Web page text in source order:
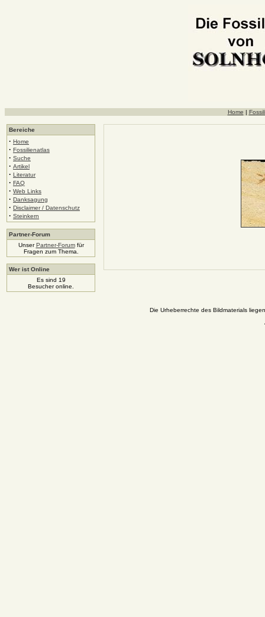
Home |
Bereiche
· Home
· Fossilienatlas
· Suche
· Artikel
· Literatur
· FAQ
· Web Links
· Danksagung
· Disclaimer / Datenschutz
· Steinkern
Partner-Forum
UnserPartner-Forumfür
Fragen zum Thema.
Wer ist Online
Es sind 19
Besucher online.
Die Urheberrechte des Bildmaterials